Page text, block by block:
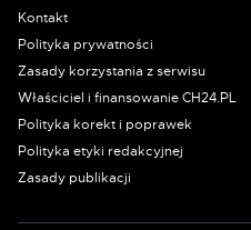
Kontakt
Polityka prywatności
Zasady korzystania z serwisu
Właściciel i finansowanie CH24.PL
Polityka korekt i poprawek
Polityka etyki redakcyjnej
Zasady publikacji